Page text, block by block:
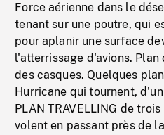
Force aérienne dans le
tenant sur une poutre, qui
pour aplanir une surface
l'atterrissage d'avions.
des casques. Quelques
Hurricane qui tournent,
PLAN TRAVELLING de
volent en passant près de